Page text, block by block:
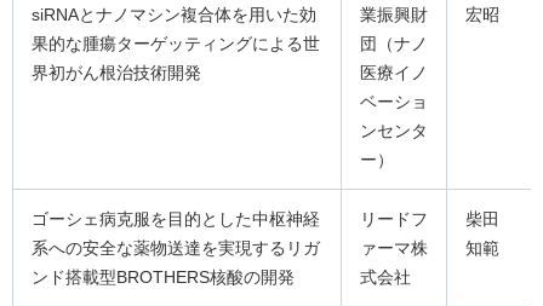
siRNAとナノマシン複合体を用いた効
果的な腫瘍ターゲッティングによる世
界初がん根治技術開発
業振興財
団（ナノ
医療イノ
ベーショ
ンセンタ
ー）
宏昭
ゴーシェ病克服を目的とした中枢神経
系への安全な薬物送達を実現するリガ
ンド搭載型BROTHERS核酸の開発
リードフ
ァーマ株
式会社
柴田
知範